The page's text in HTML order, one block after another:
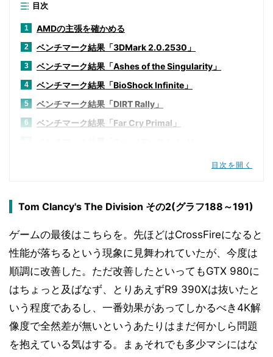
目次
1 AMDの主張を確かめる
2 ベンチマーク結果「3DMark 2.0.2530」
3 ベンチマーク結果「Ashes of the Singularity」
4 ベンチマーク結果「BioShock Infinite」
5 ベンチマーク結果「DIRT Rally」
6 ベンチマーク結果「Far Cry Primal」
12 ベンチマーク結果「Steam VR」
13 ベンチマーク結果「Basemark CL v1.1」
14 ベンチマーク結果「ViennaCL 1.7.1」
15 ベンチマーク結果「Sandra 2016」
16 ベンチマーク結果「消費電力 & 動作周波数」
17 ベンチマーク結果「3DMark 2.0.2530」その2
18 ベンチマーク結果「DIRT Rally」その2
目次を開く
Tom Clancy's The Division その2(グラフ188～191)
ゲームの最後はこちらを。先ほどはCrossFireになると
性能が落ちるという現象に見舞われていたが、今度は
順調に改善した。ただ改善したといってもGTX 980に
はちょっと及ばなず、とりあえずR9 390Xは抜いたと
いう程度であるし、一番効果があってしかるべき4K解
像度で全然差が無いというあたりはまだ何かしら問題
を抱えている気はする。まぁそれでも多少マシにはな